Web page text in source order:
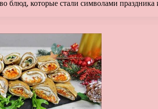
блюд, которые стали символами